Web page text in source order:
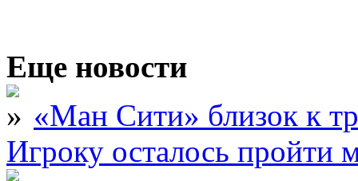
Еще новости
«Ман Сити» близок к
Игроку осталось